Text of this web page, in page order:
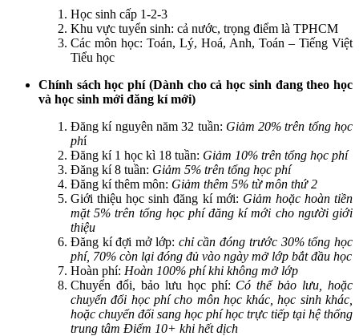
Học sinh cấp 1-2-3
Khu vực tuyển sinh: cả nước, trọng điểm là TPHCM
Các môn học: Toán, Lý, Hoá, Anh, Toán – Tiếng Việt
Tiểu học
Chính sách học phí (Dành cho cả học sinh đang theo học
và học sinh mới đăng kí mới)
Đăng kí nguyên năm 32 tuần: Giảm 20% trên tổng học
phí
Đăng kí 1 học kì 18 tuần: Giảm 10% trên tổng học phí
Đăng kí 8 tuần: Giảm 5% trên tổng học phí
Đăng kí thêm môn: Giảm thêm 5% từ môn thứ 2
Giới thiệu học sinh đăng kí mới: Giảm hoặc hoàn tiền
mặt 5% trên tổng học phí đăng kí mới cho người giới
thiệu
Đăng kí đợi mở lớp: chỉ cần đóng trước 30% tổng học
phí, 70% còn lại đóng đủ vào ngày mở lớp bắt đầu học
Hoàn phí: Hoàn 100% phí khi không mở lớp
Chuyển đổi, bảo lưu học phí: Có thể bảo lưu, hoặc
chuyển đổi học phí cho môn học khác, học sinh khác,
hoặc chuyển đổi sang học phí học trực tiếp tại hệ thống
trung tâm Điểm 10+ khi hết dịch